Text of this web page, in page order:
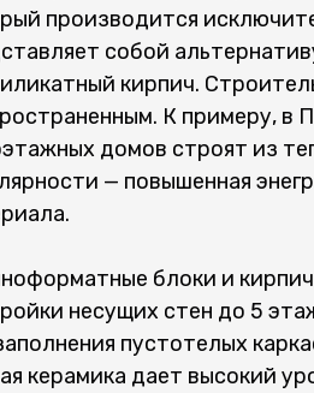
производится
собой
кирпич.
К примеру, в
домов строят из
— повышенная
блоки и
несущих стен до 5
пустотелых
керамика дает высокий